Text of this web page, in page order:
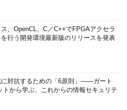
、OpenCL、C／C++でFPGAアクセラ
行う開発環境最新版のリリースを発表
に対抗するための「6原則」――ガート
トから学ぶ、これからの情報セキュリテ